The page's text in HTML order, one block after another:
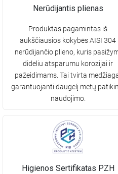
Nerūdijantis plienas
Produktas pagamintas iš
aukščiausios kokybės AISI 304
nerūdijančio plieno, kuris
dideliu atsparumu korozijai ir
pažeidimams. Tai tvirta
garantuojanti daugelį metų
naudojimo.
Higienos Sertifikatas PZH